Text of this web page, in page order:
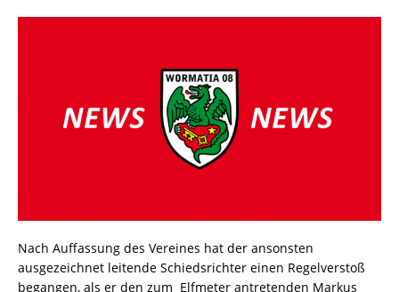
Nach Auffassung des Vereines hat der ansonsten
ausgezeichnet leitende Schiedsrichter einen Regelverstoß
begangen, als er den zum Elfmeter antretenden Markus